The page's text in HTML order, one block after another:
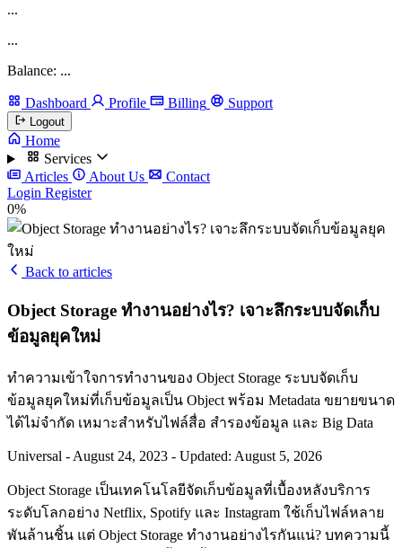
...
...
Balance: ...
Dashboard Profile Billing Support
Logout
Home
Services
Articles
About Us
Contact
Login Register
0%
Back to articles
Object Storage ทำงานอย่างไร? เจาะลึกระบบจัดเก็บ
ข้อมูลยุคใหม่
ทำความเข้าใจการทำงานของ Object Storage ระบบจัดเก็บ
ข้อมูลยุคใหม่ที่เก็บข้อมูลเป็น Object พร้อม Metadata ขยายขนาด
ได้ไม่จำกัด เหมาะสำหรับไฟล์สื่อ สำรองข้อมูล และ Big Data
Universal - August 24, 2023 - Updated: August 5, 2026
Object Storage เป็นเทคโนโลยีจัดเก็บข้อมูลที่เบื้องหลังบริการ
ระดับโลกอย่าง Netflix, Spotify และ Instagram ใช้เก็บไฟล์หลาย
พันล้านชิ้น แต่ Object Storage ทำงานอย่างไรกันแน่? บทความนี้